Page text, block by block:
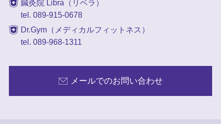
鍼灸院 Libra（リベラ）
tel. 089-915-0678
Dr.Gym（メディカルフィットネス）
tel. 089-968-1311
メールでのお問い合わせ